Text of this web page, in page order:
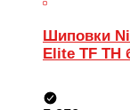
Шиповки
Elite TF